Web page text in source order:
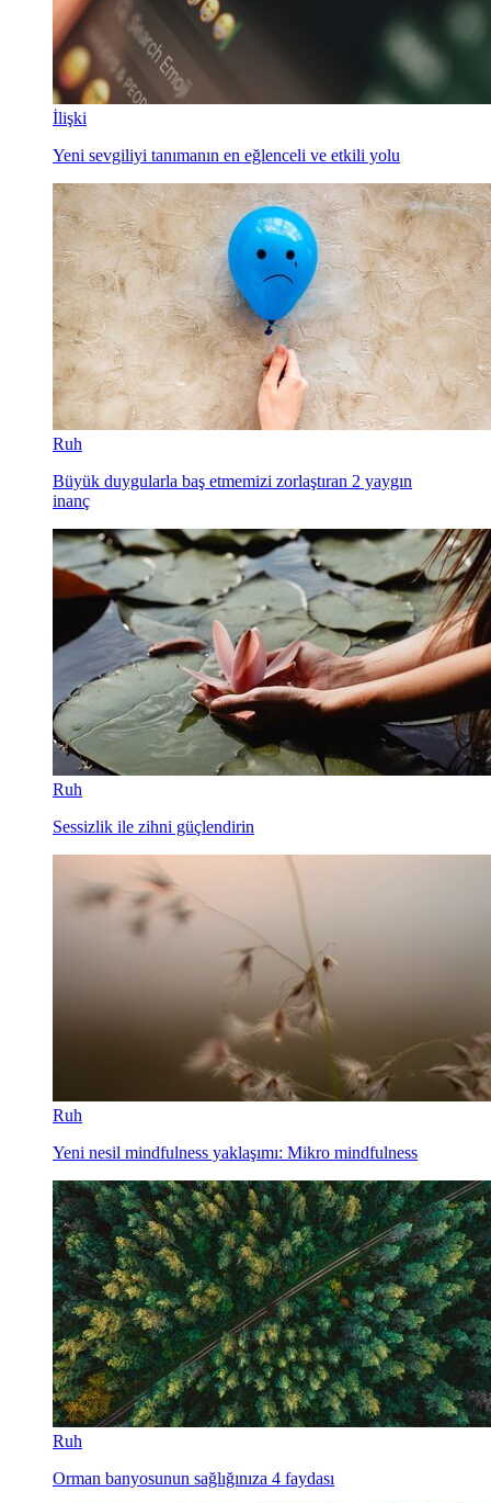
İlişki
Yeni sevgiliyi tanımanın en eğlenceli ve etkili yolu
Ruh
Büyük duygularla baş etmemizi zorlaştıran 2 yaygın
inanç
Ruh
Sessizlik ile zihni güçlendirin
Ruh
Yeni nesil mindfulness yaklaşımı: Mikro mindfulness
Ruh
Orman banyosunun sağlığınıza 4 faydası